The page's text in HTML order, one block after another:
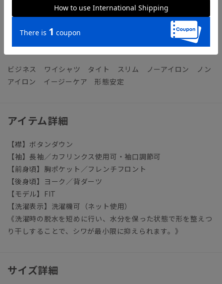
【参考情報】The Style Dictionary
◆クールビズシャツの決定版！シャツ選びで押さえるべきポイ
ビジネス ワイシャツ タイト スリム ノーアイロン ノン
アイロン イージーケア 形態安定
アイテム詳細
【襟】ボタンダウン
【袖】長袖／カフリンクス使用可・袖口調節可
【前身頃】胸ポケット／フレンチフロント
【後身頃】ヨーク／背ダーツ
【モデル】FIT
【洗濯表示】洗濯機可（ネット使用）
《洗濯時の脱水を短めに行い、水分を保った状態で形を整えつ
り干しすることで、シワが最小限に抑えられます。》
サイズ詳細